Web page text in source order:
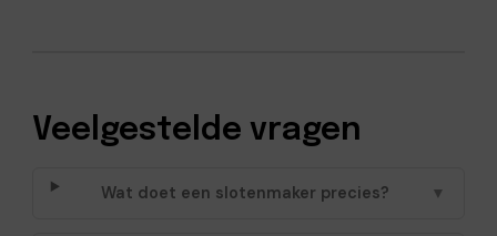
Veelgestelde vragen
Wat doet een slotenmaker precies? ▼